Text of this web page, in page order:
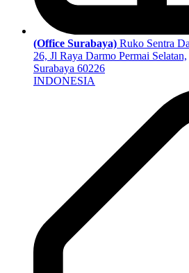
(Office Surabaya) Ruko Sentra
26, Jl Raya Darmo Permai Selatan,
Surabaya 60226
INDONESIA